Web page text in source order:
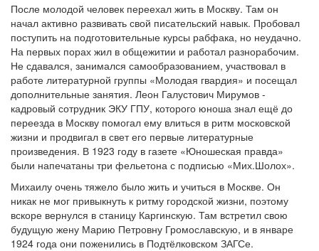
После молодой человек переехал жить в Москву. Там он
начал активно развивать свой писательский навык. Пробовал
поступить на подготовительные курсы рабфака, но неудачно.
На первых порах жил в общежитии и работал разнорабочим.
Не сдавался, занимался самообразованием, участвовал в
работе литературной группы «Молодая гвардия» и посещал
дополнительные занятия. Леон Галустович Мирумов -
кадровый сотрудник ЭКУ ГПУ, которого юноша знал ещё до
переезда в Москву помогал ему влиться в ритм московской
жизни и продвигал в свет его первые литературные
произведения. В 1923 году в газете «Юношеская правда»
были напечатаны три фельетона с подписью «Мих.Шолох».
Михаилу очень тяжело было жить и учиться в Москве. Он
никак не мог привыкнуть к ритму городской жизни, поэтому
вскоре вернулся в станицу Каргинскую. Там встретил свою
будущую жену Марию Петровну Громославскую, и в январе
1924 года они поженились в Подтёлковском ЗАГСе.